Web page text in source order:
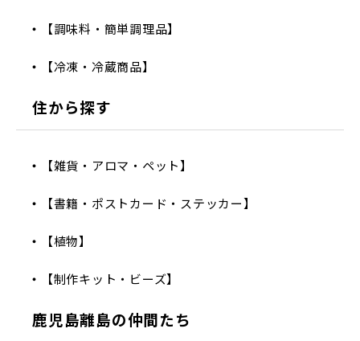
【調味料・簡単調理品】
【冷凍・冷蔵商品】
住から探す
【雑貨・アロマ・ペット】
【書籍・ポストカード・ステッカー】
【植物】
【制作キット・ビーズ】
鹿児島離島の仲間たち